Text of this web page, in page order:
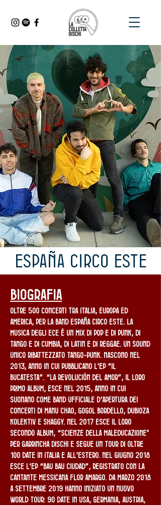
España Circo Este
biografia
Oltre 500 concerti tra Italia, Europa ed
America, per la band España Circo Este. La
musica degli ECE è un mix di Pop e di Punk, di
Tango e di Cumbia, di Latin e di Reggae. Un sound
unico ribattezzato Tango-Punk. Nascono nel
2013, anno in cui pubblicano l’EP “Il
Bucatesta”. “La Revolución del Amor”, il loro
primo album, esce nel 2015, anno in cui
suonano come band ufficiale d’apertura dei
concerti di Manu Chao, Gogol Bordello, Dubioza
kolektiv e Shaggy. Nel 2017 esce il loro
secondo album, “Scienze della maleducazione"
per Garrincha Dischi e segue un tour di oltre
100 date in Italia e all’estero. Nel giugno 2018
esce l’EP “Bau Bau Ciudad”, registrato con la
cantante messicana Flor Amargo. Da marzo 2018
a settembre 2019 hanno iniziato un nuovo
World Tour: 90 date in USA, Germania, Austria,